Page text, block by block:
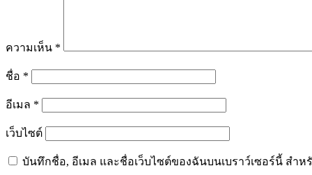
ความเห็น *
ชื่อ *
อีเมล *
เว็บไซต์
บันทึกชื่อ, อีเมล และชื่อเว็บไซต์ของฉันบนเบราว์เซอร์นี้ สำห